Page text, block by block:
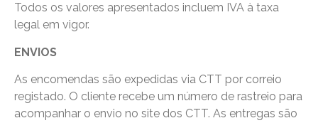
Todos os valores apresentados incluem IVA à taxa
legal em vigor.
ENVIOS
As encomendas são expedidas via CTT por correio
registado. O cliente recebe um número de rastreio para
acompanhar o envio no site dos CTT. As entregas são